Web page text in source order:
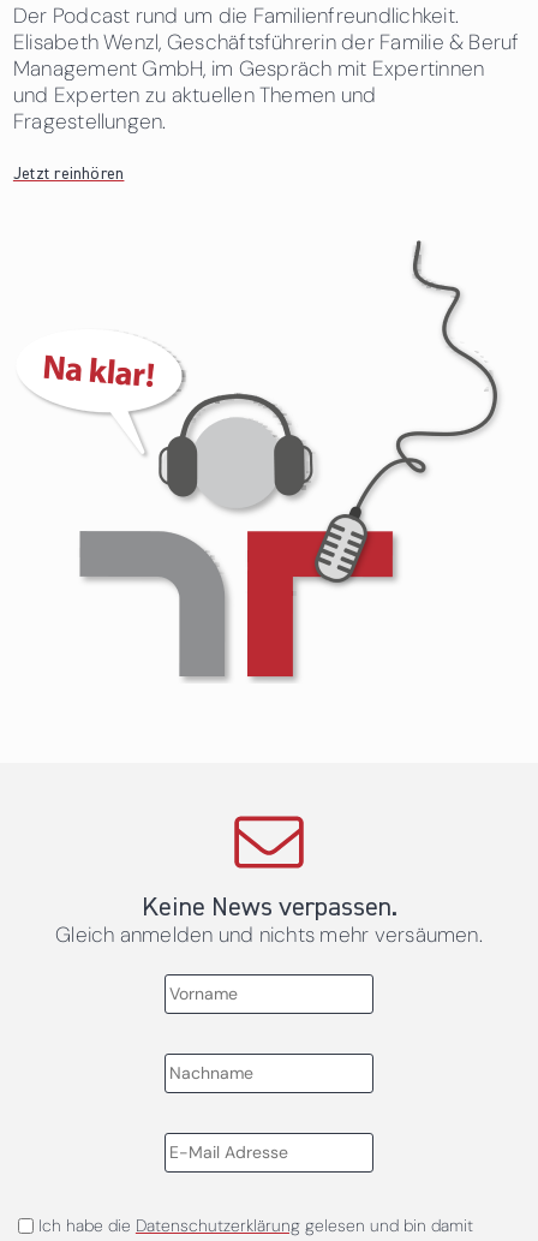
Der Podcast rund um die Familienfreundlichkeit.
Elisabeth Wenzl, Geschäftsführerin der Familie & Beruf
Management GmbH, im Gespräch mit Expertinnen
und Experten zu aktuellen Themen und
Fragestellungen.
Jetzt reinhören
Keine News verpassen.
Gleich anmelden und nichts mehr versäumen.
Ich habe die Datenschutzerklärunggelesen und bin damit